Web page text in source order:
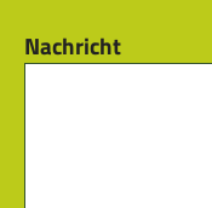
Nachricht